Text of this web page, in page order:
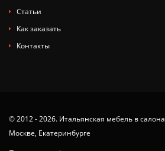
Статьи
Как заказать
Контакты
© 2012 - 2026. Итальянская мебель в
Москве, Екатеринбурге